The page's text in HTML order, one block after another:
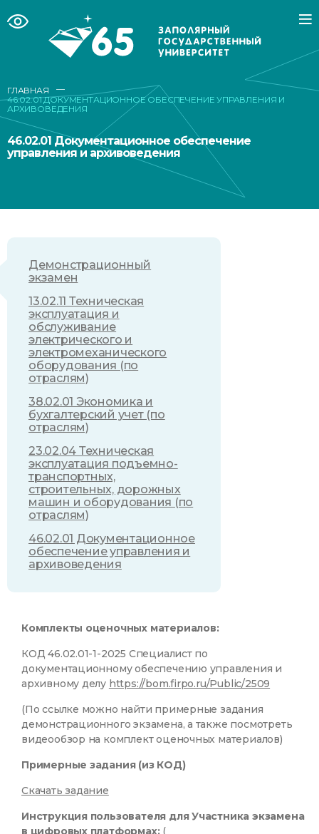
ГЛАВНАЯ
—
46.02.01 ДОКУМЕНТАЦИОННОЕ ОБЕСПЕЧЕНИЕ УПРАВЛЕНИЯ И
АРХИВОВЕДЕНИЯ
46.02.01 Документационное обеспечение
управления и архивоведения
Демонстрационный
экзамен
13.02.11 Техническая
эксплуатация и
обслуживание
электрического и
электромеханического
оборудования (по
отраслям)
38.02.01 Экономика и
бухгалтерский учет (по
отраслям)
23.02.04 Техническая
эксплуатация подъемно-
транспортных,
строительных, дорожных
машин и оборудования (по
отраслям)
46.02.01 Документационное
обеспечение управления и
архивоведения
Комплекты оценочных материалов:
КОД 46.02.01-1-2025 Специалист по
документационному обеспечению управления и
архивному делу https://bom.firpo.ru/Public/2509
(По ссылке можно найти примерные задания
демонстрационного экзамена, а также посмотреть
видеообзор на комплект оценочных материалов)
Примерные задания (из КОД)
Скачать задание
Инструкция пользователя для Участника экзамена
в цифровых платформах: (